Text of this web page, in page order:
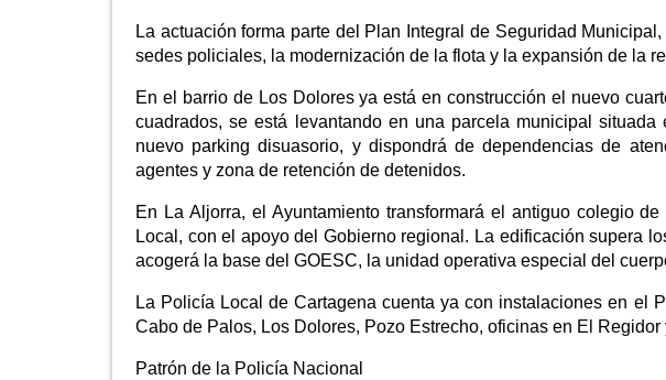
La actuación forma parte del Plan Integral de Seguridad
sedes policiales, la modernización de la flota y la expansión de la
En el barrio de Los Dolores ya está en construcción el nuevo
cuadrados, se está levantando en una parcela municipal
nuevo parking disuasorio, y dispondrá de dependencias de
agentes y zona de retención de detenidos.
En La Aljorra, el Ayuntamiento transformará el antiguo colegio
Local, con el apoyo del Gobierno regional. La edificación supera
acogerá la base del GOESC, la unidad operativa especial del
La Policía Local de Cartagena cuenta ya con instalaciones en el
Cabo de Palos, Los Dolores, Pozo Estrecho, oficinas en El Regidor
Patrón de la Policía Nacional